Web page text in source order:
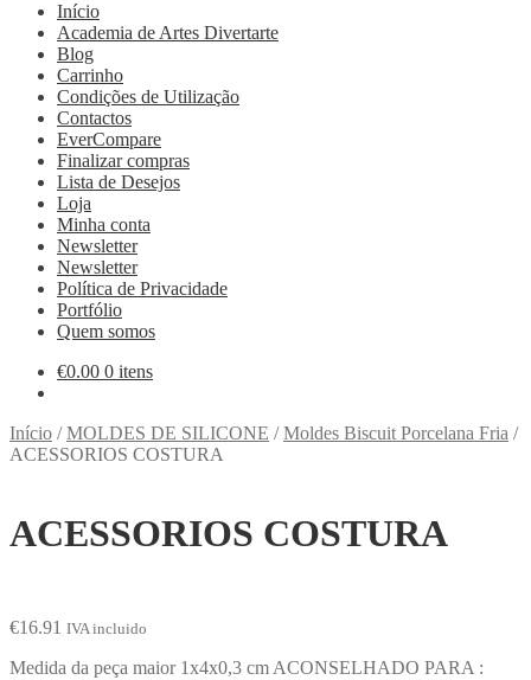
Início
Academia de Artes Divertarte
Blog
Carrinho
Condições de Utilização
Contactos
EverCompare
Finalizar compras
Lista de Desejos
Loja
Minha conta
Newsletter
Newsletter
Política de Privacidade
Portfólio
Quem somos
€0.00 0 itens
Início /MOLDES DE SILICONE /Moldes Biscuit Porcelana Fria /
ACESSORIOS COSTURA
ACESSORIOS COSTURA
€16.91 IVA incluido
Medida da peça maior 1x4x0,3 cm ACONSELHADO PARA :